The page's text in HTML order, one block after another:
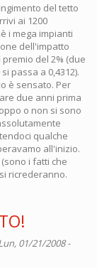
del tetto
ai 1200
i mega impianti
dell'impatto
del 2% (due
passa a 0,4312).
è sensato. Per
due anni prima
o non si sono
qualche
all'inizio.
i fatti che
ricrederanno.
01/21/2008 -